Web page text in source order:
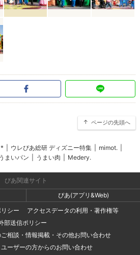
ページの先頭へ
* ウレぴあ総研 ディズニー特集 mimot.
うまいパン うまい肉 Medery.
ぴあ関連サイト
ぴあ(アプリ&Web)
シー
アクセスデータの利用・著作権等
部送信ポリシー
相談・情報掲載・その他お問い合わせ
ーザーの方からのお問い合わせ